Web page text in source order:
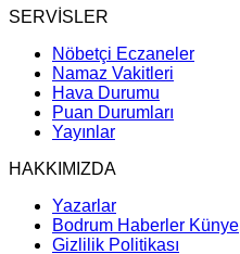
SERVİSLER
Nöbetçi Eczaneler
Namaz Vakitleri
Hava Durumu
Puan Durumları
Yayınlar
HAKKIMIZDA
Yazarlar
Bodrum Haberler Künye
Gizlilik Politikası